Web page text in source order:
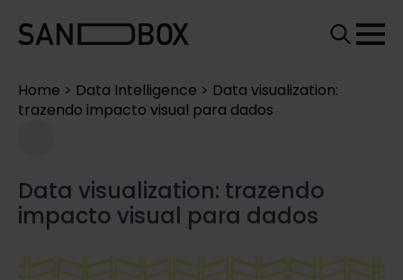
Home > Data Intelligence > Data visualization:
trazendo impacto visual para dados
Data visualization: trazendo
impacto visual para dados